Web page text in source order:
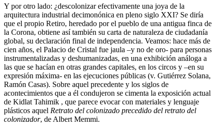
Y por otro lado: ¿descolonizar efectivamente una joya de la
arquitectura industrial decimonónica en pleno siglo XXI? Se diría
que el propio Retiro, heredado por el pueblo de una antigua finca de
la Corona, obtiene así también su carta de naturaleza de ciudadanía
global, su declaración final de independencia. Veamos: hace más de
cien años, el Palacio de Cristal fue jaula –y no de oro- para personas
instrumentalizadas y deshumanizadas, en una exhibición análoga a
las que se hacían en otras grandes capitales, en los circos y –en su
expresión máxima- en las ejecuciones públicas (v. Gutiérrez Solana,
Ramón Casas). Sobre aquel precedente y los siglos de
acontecimientos que a él condujeron se cimenta la exposición actual
de Kidlat Tahimik , que parece evocar con materiales y lenguaje
plásticos aquel Retrato del colonizado precedido del retrato del
colonizador, de Albert Memmi.